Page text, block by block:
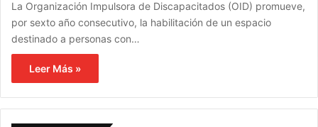
La Organización Impulsora de Discapacitados (OID) promueve,
por sexto año consecutivo, la habilitación de un espacio
destinado a personas con…
Leer Más »